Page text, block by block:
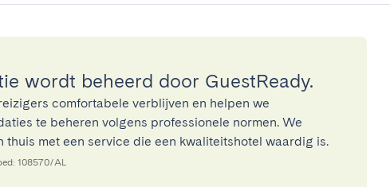
wordt beheerd door GuestReady.
comfortabele verblijven en helpen we
te beheren volgens professionele normen. We
thuis met een service die een kwaliteitshotel waardig is.
108570/AL